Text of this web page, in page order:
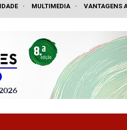
· MULTIMEDIA · VANTAGENS